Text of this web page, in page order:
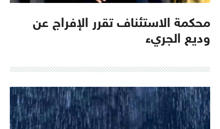
محكمة الاستئناف تقرر الإفراج عن
وديع الجريء